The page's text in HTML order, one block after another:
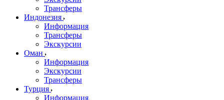
Трансферы
Индонезия
Информация
Трансферы
Экскурсии
Оман
Информация
Экскурсии
Трансферы
Турция
Информация